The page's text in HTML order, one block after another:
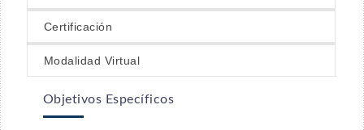
Certificación
Modalidad Virtual
Objetivos Específicos